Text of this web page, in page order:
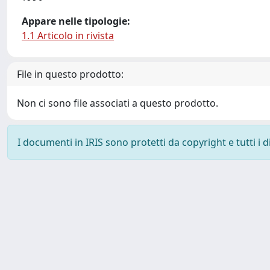
Appare nelle tipologie:
1.1 Articolo in rivista
File in questo prodotto:
Non ci sono file associati a questo prodotto.
I documenti in IRIS sono protetti da copyright e tutti i